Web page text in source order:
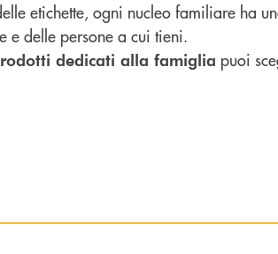
etichette, ogni nucleo familiare ha
e delle persone a cui tieni.
dedicati alla famiglia puoi